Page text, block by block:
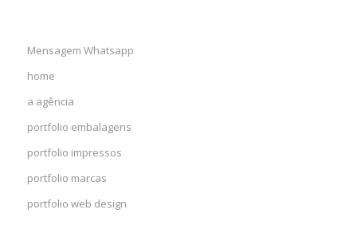
Mensagem Whatsapp
home
a agência
portfolio embalagens
portfolio impressos
portfolio marcas
portfolio web design